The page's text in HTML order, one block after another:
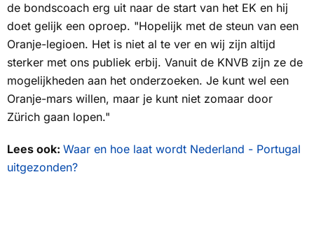
de bondscoach erg uit naar de start van het EK en hij
doet gelijk een oproep. "Hopelijk met de steun van een
Oranje-legioen. Het is niet al te ver en wij zijn altijd
sterker met ons publiek erbij. Vanuit de KNVB zijn ze de
mogelijkheden aan het onderzoeken. Je kunt wel een
Oranje-mars willen, maar je kunt niet zomaar door
Zürich gaan lopen."
Lees ook: Waar en hoe laat wordt Nederland - Portugal
uitgezonden?